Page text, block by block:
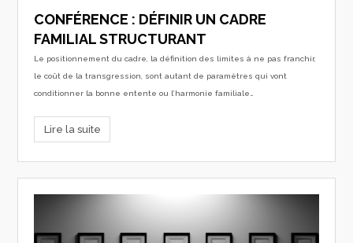
CONFÉRENCE : DÉFINIR UN CADRE
FAMILIAL STRUCTURANT
Le positionnement du cadre, la définition des limites à ne pas franchir,
le coût de la transgression, sont autant de paramètres qui vont
conditionner la bonne entente ou l’harmonie familiale…
Lire la suite